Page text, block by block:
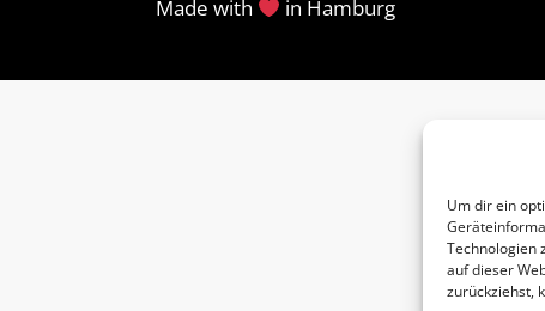
Um dir ein
Technologien
auf dieser
zurückziehst,
Made with in Hamburg